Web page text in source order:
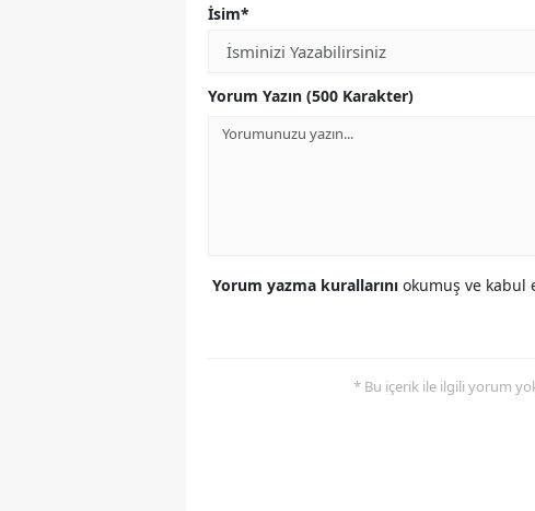
İsim*
Yorum Yazın (500 Karakter)
Yorum yazma kurallarını okumuş ve kabul
* Bu içerik ile ilgili yorum